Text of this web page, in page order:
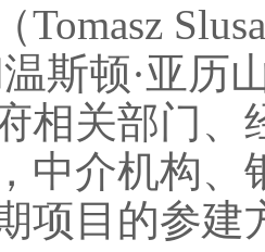
Tomasz
斯顿·亚历
相关部门、
中介机构
项目的参建